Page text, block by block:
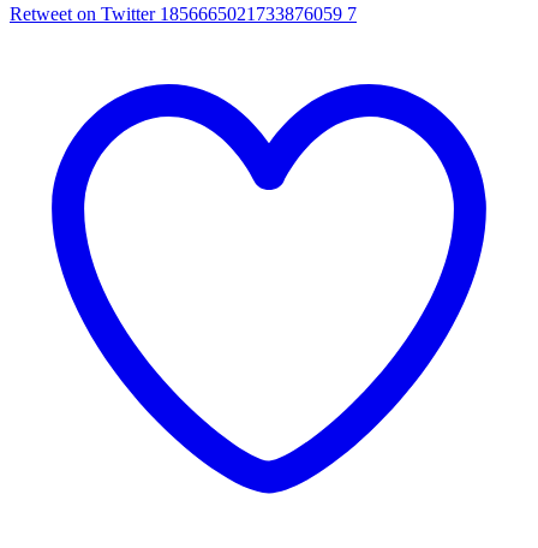
Retweet on Twitter 1856665021733876059 7